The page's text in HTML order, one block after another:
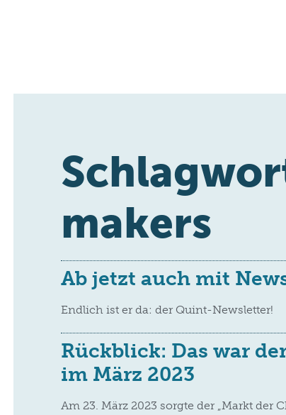
makers
Ab jetzt auch mit
Endlich ist er da: der Quint-Newsletter!
Rückblick: Das war
im März 2023
Am 23. März 2023 sorgte der „Markt der